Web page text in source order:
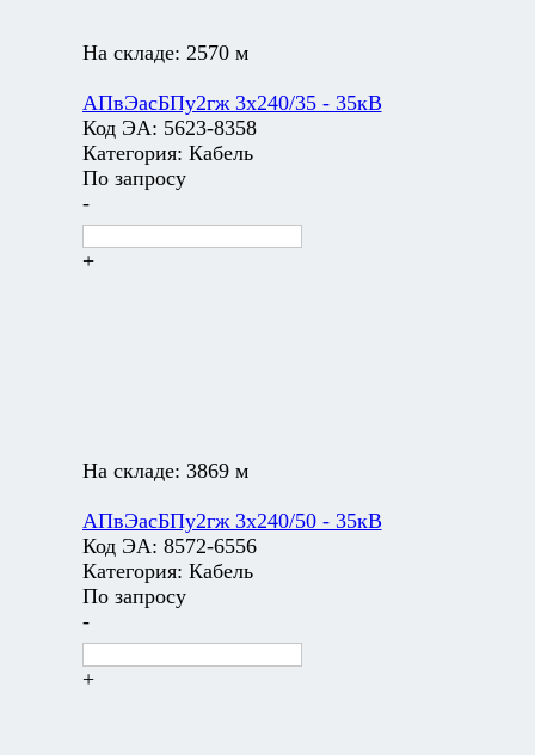
На складе: 2570 м
АПвЭасБПу2гж 3х240/35 - 35кВ
Код ЭА: 5623-8358
Категория: Кабель
По запросу
-
+
На складе: 3869 м
АПвЭасБПу2гж 3х240/50 - 35кВ
Код ЭА: 8572-6556
Категория: Кабель
По запросу
-
+